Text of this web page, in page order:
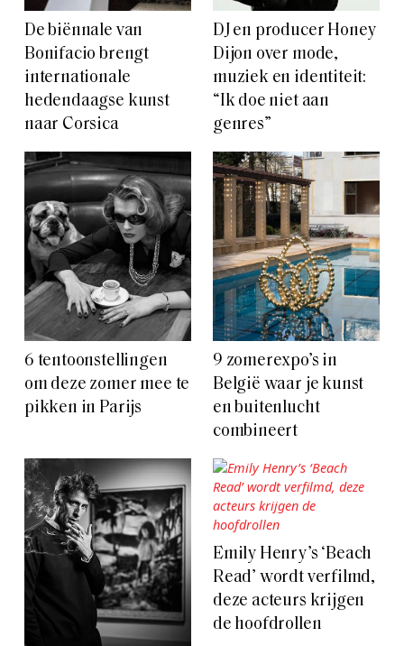
De biënnale van
Bonifacio brengt
internationale
hedendaagse kunst
naar Corsica
DJ en producer Honey
Dijon over mode,
muziek en identiteit:
“Ik doe niet aan
genres”
6 tentoonstellingen
om deze zomer mee te
pikken in Parijs
9 zomerexpo’s in
België waar je kunst
en buitenlucht
combineert
Emily Henry’s ‘Beach
Read’ wordt verfilmd,
deze acteurs krijgen
de hoofdrollen